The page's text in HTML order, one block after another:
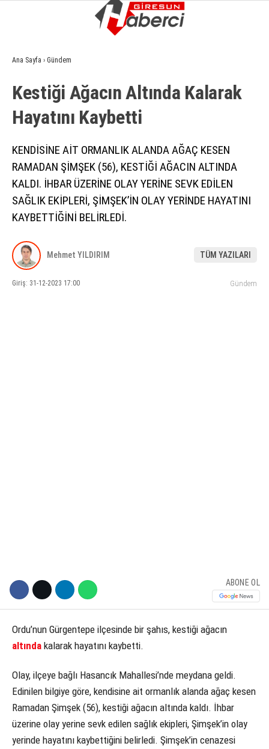
GÜNDEM
EKONOMI
SIYASET
ASAYIŞ
SPOR
YAŞAM
EĞITIM
SAĞLIK
Ana Sayfa › Gündem
Kesti̇ği̇ Ağacın Altında Kalarak
Hayatını Kaybetti̇
KENDİSİNE AİT ORMANLIK ALANDA AĞAÇ KESEN
RAMADAN ŞİMŞEK (56), KESTİĞİ AĞACIN ALTINDA
KALDI. İHBAR ÜZERİNE OLAY YERİNE SEVK EDİLEN
SAĞLIK EKİPLERİ, ŞİMŞEK’İN OLAY YERİNDE HAYATINI
KAYBETTİĞİNİ BELİRLEDİ.
Mehmet YILDIRIM TÜM YAZILARI
Giriş: 31-12-2023 17:00 Gündem
ABONE OL
Ordu’nun Gürgentepe ilçesinde bir şahıs, kestiği ağacın
altında kalarak hayatını kaybetti.
Olay, ilçeye bağlı Hasancık Mahallesi’nde meydana geldi.
Edinilen bilgiye göre, kendisine ait ormanlık alanda ağaç kesen
Ramadan Şimşek (56), kestiği ağacın altında kaldı. İhbar
üzerine olay yerine sevk edilen sağlık ekipleri, Şimşek’in olay
yerinde hayatını kaybettiğini belirledi. Şimşek’in cenazesi